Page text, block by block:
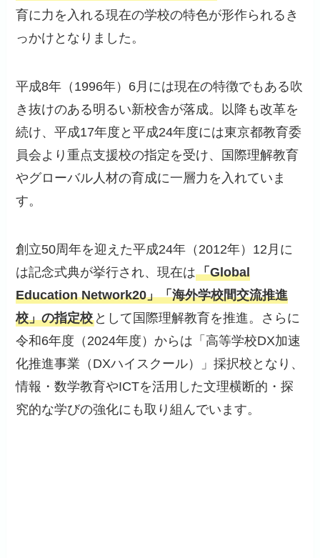
育に力を入れる現在の学校の特色が形作られるき
っかけとなりました。
平成8年（1996年）6月には現在の特徴でもある吹
き抜けのある明るい新校舎が落成。以降も改革を
続け、平成17年度と平成24年度には東京都教育委
員会より重点支援校の指定を受け、国際理解教育
やグローバル人材の育成に一層力を入れていま
す。
創立50周年を迎えた平成24年（2012年）12月に
は記念式典が挙行され、現在は「Global
Education Network20」「海外学校間交流推進
校」の指定校 として国際理解教育を推進。さらに
令和6年度（2024年度）からは「高等学校DX加速
化推進事業（DXハイスクール）」採択校となり、
情報・数学教育やICTを活用した文理横断的・探
究的な学びの強化にも取り組んでいます。